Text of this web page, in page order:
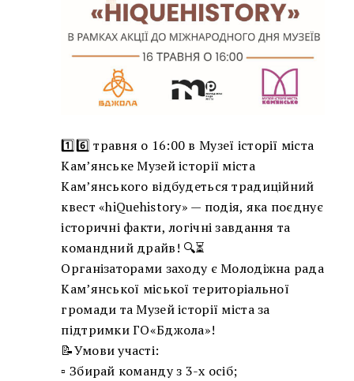
1️⃣6️⃣ травня о 16:00 в Музеї історії міста
Кам’янське Музей історії міста
Кам’янського відбудеться традиційний
квест «hiQuehistory» — подія, яка поєднує
історичні факти, логічні завдання та
командний драйв! 🔍⏳
Організаторами заходу є Молодіжна рада
Кам’янської міської територіальної
громади та Музей історії міста за
підтримки ГО«Бджола»!
📝Умови участі:
▫️ Збирай команду з 3-х осіб;